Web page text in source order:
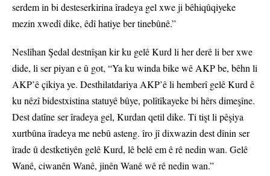
serdem in bi desteserkirina îradeya gel xwe ji bêhiqûqiyeke
mezin xwedî dike, êdî hatiye ber tinebûnê.”
Neslîhan Şedal destnîşan kir ku gelê Kurd li her derê li ber xwe
dide, li ser piyan e û got, “Ya ku winda bike wê AKP be, bêhn li
AKP’ê çikiya ye. Desthilatdariya AKP’ê li hemberî gelê Kurd ê
ku nêzî bidestxistina statuyê bûye, polîtîkayeke bi hêrs dimeşîne.
Dest datîne ser îradeya gel, Kurdan qetil dike. Ti tişt li pêşiya
xurtbûna îradeya me nebû asteng. îro jî dixwazin dest dînin ser
îrade û destketiyên gelê Kurd, lê belê em ê rê nedin wan. Gelê
Wanê, ciwanên Wanê, jinên Wanê wê rê nedin wan.”